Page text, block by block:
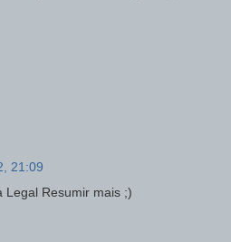
21:09
Legal Resumir mais ;)